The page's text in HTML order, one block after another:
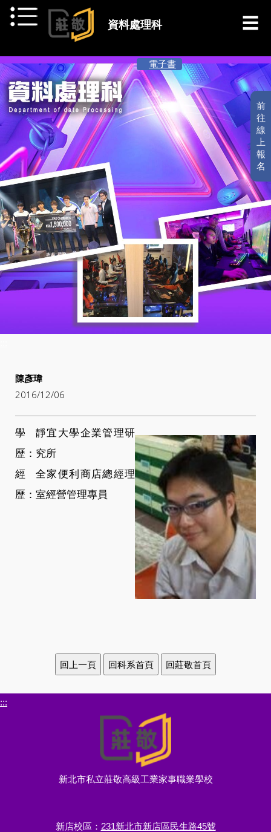
跳到主要內容
資料處理科
前
往
線
上
報
名
電子書
陳彥瑋
2016/12/06
學
歷：
靜宜大學企業管理研
究所
經
歷：
全家便利商店總經理
室經營管理專員
:::
新北市私立莊敬高級工業家事職業學校
新店校區： 231新北市新店區民生路45號